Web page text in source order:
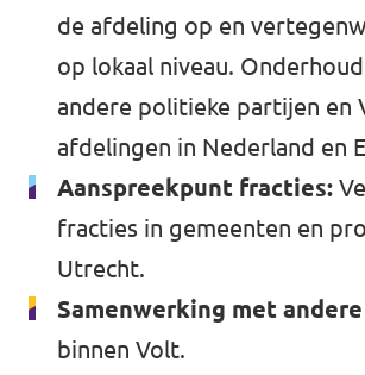
de afdeling op en
op lokaal niveau.
andere politieke partijen en
afdelingen in Nederland en
Aanspreekpunt fracties:
fracties in gemeenten en
Utrecht.
Samenwerking met
binnen Volt.